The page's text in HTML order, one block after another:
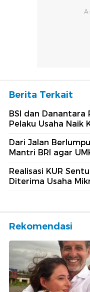
Berita Terkait
BSI dan Danantara
Pelaku Usaha Naik
Dari Jalan
Mantri BRI agar
Realisasi KUR
Diterima Usaha
Rekomendasi